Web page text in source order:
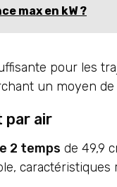
max en kW ?
pour les
un moyen
par air
2 temps de 49,9